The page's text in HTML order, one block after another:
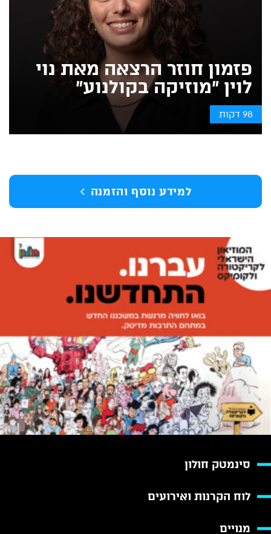
פזמון חוזר הרצאה מאת נוי
לוין ״מוזיקה בקולנוע״
98 דקות
למידע נוסף והזמנה
סינמטק חולון
לוח הקרנות ואירועים
מנויים